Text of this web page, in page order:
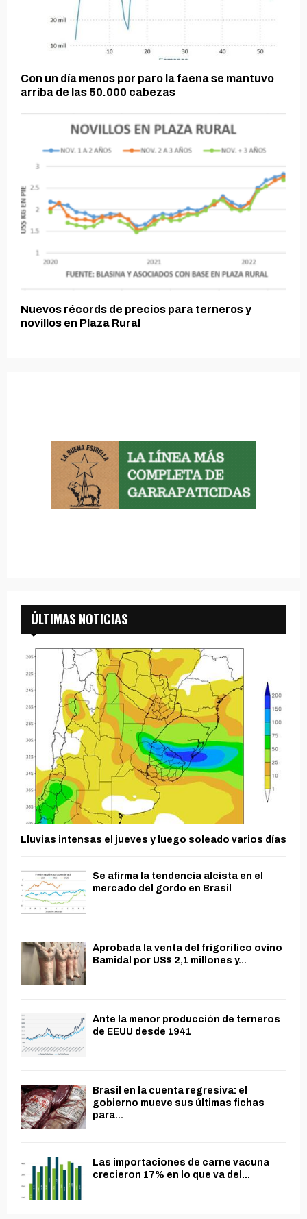
Con un día menos por paro la faena se mantuvo
arriba de las 50.000 cabezas
Nuevos récords de precios para terneros y
novillos en Plaza Rural
ÚLTIMAS NOTICIAS
Lluvias intensas el jueves y luego soleado varios días
Se afirma la tendencia alcista en el
mercado del gordo en Brasil
Aprobada la venta del frigorífico ovino
Bamidal por US$ 2,1 millones y...
Ante la menor producción de terneros
de EEUU desde 1941
Brasil en la cuenta regresiva: el
gobierno mueve sus últimas fichas
para...
Las importaciones de carne vacuna
crecieron 17% en lo que va del...